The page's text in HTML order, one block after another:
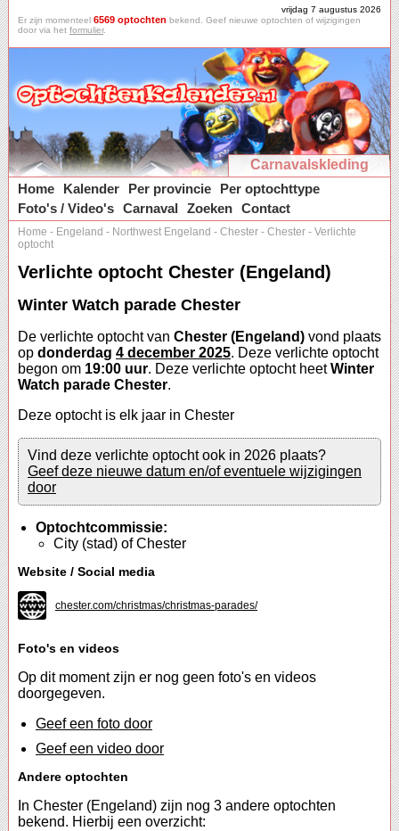
vrijdag 7 augustus 2026
Er zijn momenteel 6569 optochten bekend. Geef nieuwe optochten of wijzigingen
door via het formulier.
Carnavalskleding
Home
Kalender Per provincie
Per optochttype
Foto's / Video's Carnaval Zoeken Contact
Home - Engeland - Northwest Engeland - Chester - Chester - Verlichte
optocht
Verlichte optocht Chester (Engeland)
Winter Watch parade Chester
De verlichte optocht van Chester (Engeland) vond plaats
op donderdag 4 december 2025. Deze verlichte optocht
begon om 19:00 uur. Deze verlichte optocht heetWinter
Watch parade Chester.
Deze optocht is elk jaar in Chester
Vind deze verlichte optocht ook in 2026 plaats?
Geef deze nieuwe datum en/of eventuele wijzigingen
door
Optochtcommissie:
City (stad) of Chester
Website / Social media
chester.com/christmas/christmas-parades/
Foto's en videos
Op dit moment zijn er nog geen foto's en videos
doorgegeven.
Geef een foto door
Geef een video door
Andere optochten
In Chester (Engeland) zijn nog 3 andere optochten
bekend. Hierbij een overzicht: